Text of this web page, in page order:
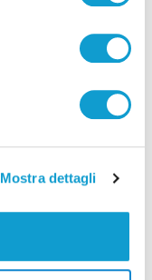
Mostra dettagli